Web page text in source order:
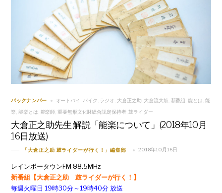
バックナンバー オートバイ バイク ラジオ 大倉正之助 大倉流大鼓 新番組 能とは 能
楽 能楽とは 能楽師 重要無形文化財総合認定保持者, 鼓ライダー
大倉正之助先生 解説「能楽について」(2018年10月
16日放送)
「大倉正之助 鼓ライダーが行く！」編集部 2018年10月16日
レインボータウンFM 88.5MHz
新番組【大倉正之助 鼓ライダーが行く！】
毎週火曜日 19時30分～19時40分 放送